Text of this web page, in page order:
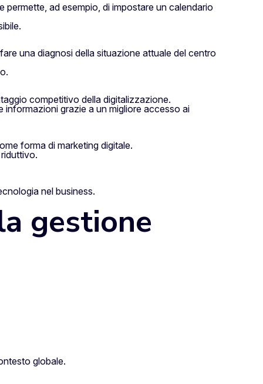
ad esempio, di impostare un calendario
una diagnosi della situazione attuale del centro
competitivo della digitalizzazione.
grazie a un migliore accesso ai
forma di marketing digitale.
nel business.
gestione
globale.